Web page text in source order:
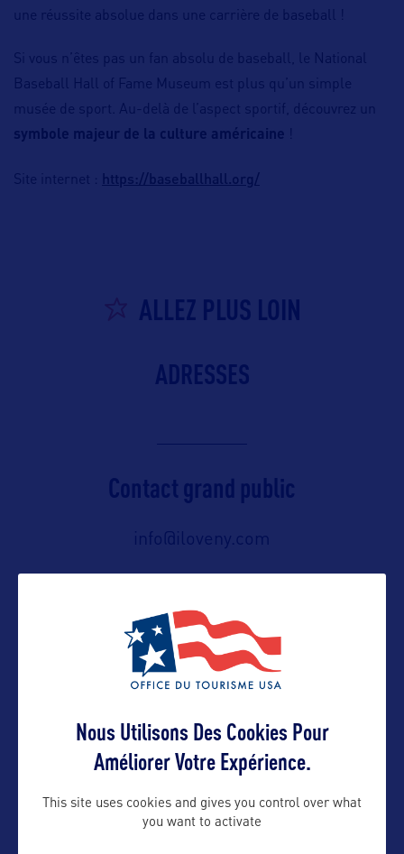
une réussite absolue dans une carrière de baseball !
Si vous n’êtes pas un fan absolu de baseball, le National
Baseball Hall of Fame Museum est plus qu’un simple
musée de sport. Au-delà de l’aspect sportif, découvrez un
symbole majeur de la culture américaine
Site internet : https://baseballhall.org/
ALLEZ PLUS LOIN
ADRESSES
Contact grand public
info@iloveny.com
Suivre
Nous Utilisons Des Cookies Pour
Améliorer Votre Expérience.
This site uses cookies and gives you control over what
you want to activate